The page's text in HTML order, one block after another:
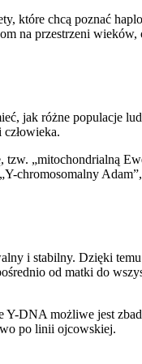
które chcą poznać
na przestrzeni
jak różne populacje
„mitochondrialną
chromosomalny
i stabilny. Dzięki
od matki do
DNA możliwe jest
po linii ojcowskiej.